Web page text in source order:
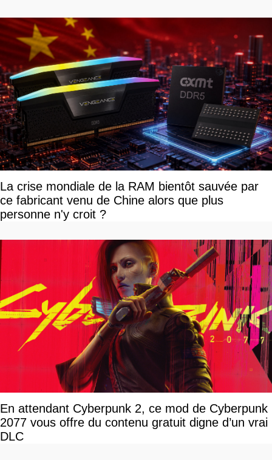
La crise mondiale de la RAM bientôt sauvée par
ce fabricant venu de Chine alors que plus
personne n'y croit ?
En attendant Cyberpunk 2, ce mod de Cyberpunk
2077 vous offre du contenu gratuit digne d’un vrai
DLC